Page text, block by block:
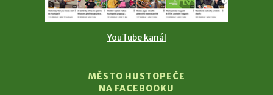
YouTube kanál
MĚSTO HUSTOPEČE
NA FACEBOOKU